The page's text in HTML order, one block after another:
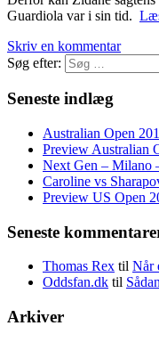
Guardiola var i sin tid.
Skriv en kommentar
Søg efter:
Seneste indlæg
Australian Open
Preview Australian
Next Gen – Milano
Caroline vs
Preview US Open
Seneste
Thomas Rex til Når
Oddsfan.dk til
Arkiver